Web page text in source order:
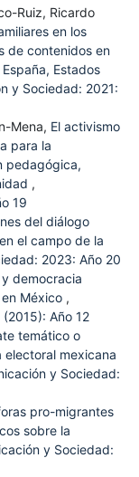
Ruiz, Ricardo
en los
de contenidos en
Estados
y Sociedad: 2021:
Mena, El activismo
para la
pedagógica,
,
19
del diálogo
el campo de la
2023: Año 20
democracia
México ,
Año 12
temático o
mexicana
y Sociedad:
pro-migrantes
sobre la
y Sociedad: